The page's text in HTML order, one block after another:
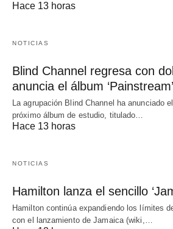
Hace 13 horas
NOTICIAS
Blind Channel regresa con
anuncia el álbum ‘Painstream’
La agrupación Blind Channel ha anunciado
próximo álbum de estudio, titulado…
Hace 13 horas
NOTICIAS
Hamilton lanza el sencillo
Hamilton continúa expandiendo los límites
con el lanzamiento de Jamaica (wiki,…